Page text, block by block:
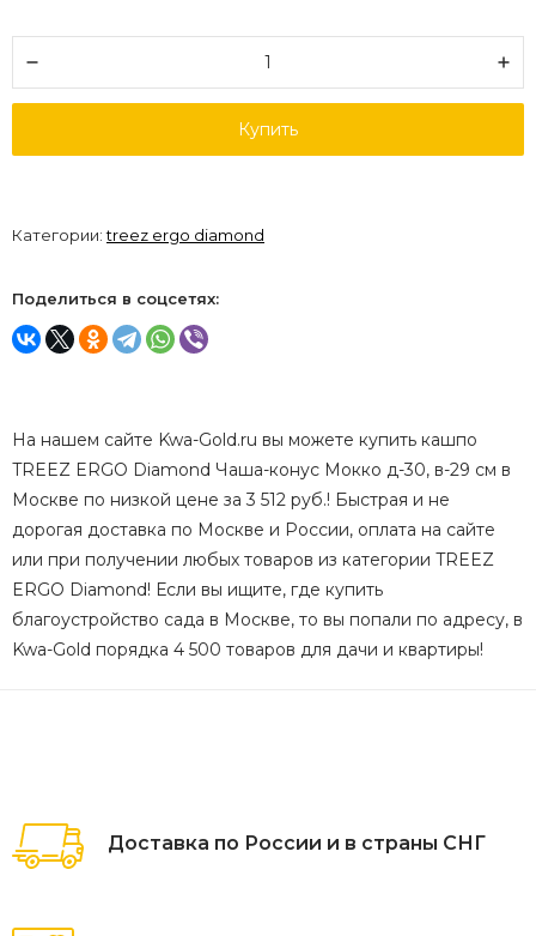
Купить
Категории:treez ergo diamond
Поделиться в соцсетях:
На нашем сайте Kwa-Gold.ru вы можете купить кашпо
TREEZ ERGO Diamond Чаша-конус Мокко д-30, в-29 см в
Москве по низкой цене за 3 512 руб.! Быстрая и не
дорогая доставка по Москве и России, оплата на сайте
или при получении любых товаров из категории TREEZ
ERGO Diamond! Если вы ищите, где купить
благоустройство сада в Москве, то вы попали по адресу, в
Kwa-Gold порядка 4 500 товаров для дачи и квартиры!
Доставка по России и в страны СНГ